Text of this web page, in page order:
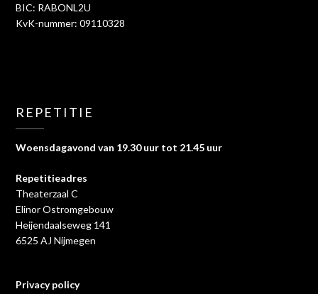
BIC: RABONL2U
KvK-nummer: 09110328
REPETITIE
Woensdagavond van 19.30 uur tot 21.45 uur
Repetitieadres
Theaterzaal C
Elinor Ostromgebouw
Heijendaalseweg 141
6525 AJ Nijmegen
Privacy policy